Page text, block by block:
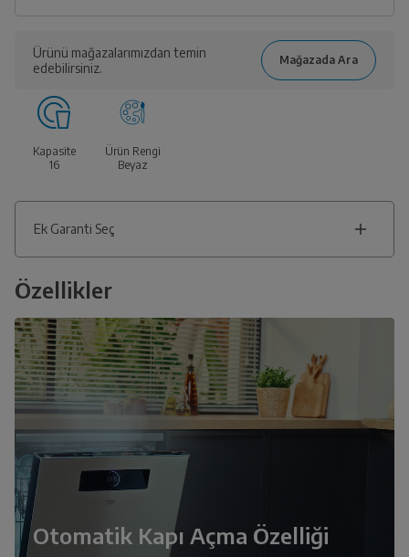
Ürünü mağazalarımızdan temin
edebilirsiniz.
Kapasite
16
Ürün Rengi
Beyaz
Ek Garanti Seç
Özellikler
Otomatik Kapı Açma Özelliği